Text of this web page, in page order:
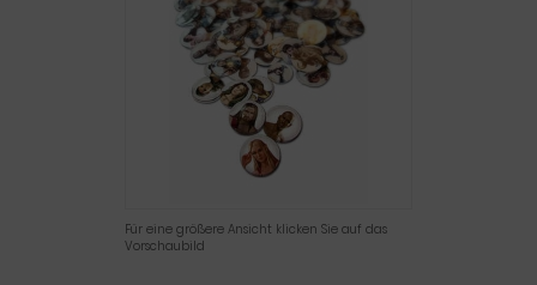
Für eine größere Ansicht klicken Sie auf das
Vorschaubild